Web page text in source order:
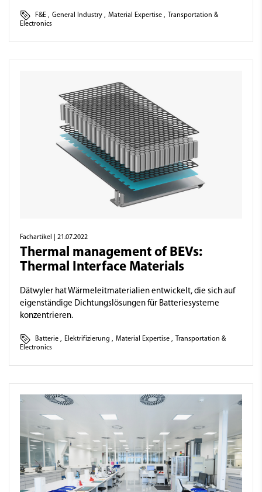
F&E , General Industry , Material Expertise ,
Transportation &
Electronics
Fachartikel | 21.07.2022
Thermal management of BEVs:
Thermal Interface Materials
Dätwyler hat Wärmeleitmaterialien entwickelt, die sich auf
eigenständige Dichtungslösungen für Batteriesysteme
konzentrieren.
Batterie , Elektrifizierung , Material Expertise ,
Transportation &
Electronics